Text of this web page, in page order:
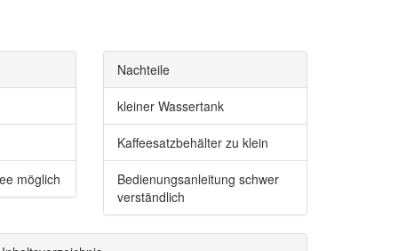
möglich
Nachteile
kleiner Wassertank
Kaffeesatzbehälter zu klein
Bedienungsanleitung schwer
verständlich